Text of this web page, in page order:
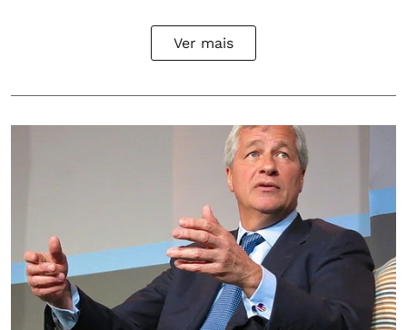
Ver mais